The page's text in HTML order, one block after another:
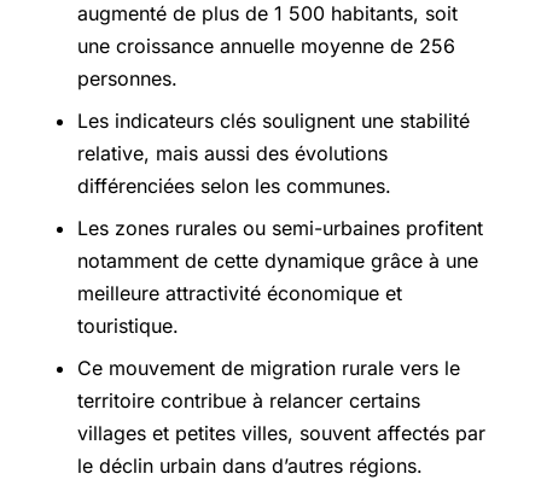
augmenté de plus de 1 500 habitants, soit
une croissance annuelle moyenne de 256
personnes.
Les indicateurs clés soulignent une stabilité
relative, mais aussi des évolutions
différenciées selon les communes.
Les zones rurales ou semi-urbaines profitent
notamment de cette dynamique grâce à une
meilleure attractivité économique et
touristique.
Ce mouvement de migration rurale vers le
territoire contribue à relancer certains
villages et petites villes, souvent affectés par
le déclin urbain dans d’autres régions.